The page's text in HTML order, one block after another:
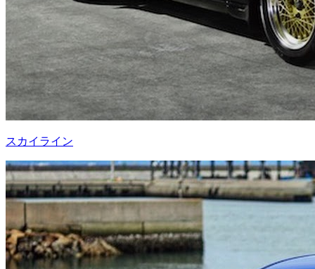
スカイライン